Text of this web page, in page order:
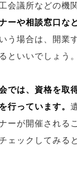
会議所などの機
ーや相談窓口な
う場合は、開業
といいでしょう。
では、資格を取
行っています。
ーが開催される
ェックしてみる